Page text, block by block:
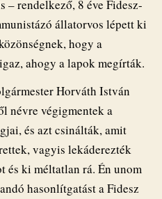
– rendelkező, 8 éve Fidesz-
állatorvos lépett ki
hogy a
ahogy a lapok megírták.
Horváth István
névre végigmentek a
és azt csinálták, amit
vagyis lekáderezték
és ki méltatlan rá. Én unom
hasonlítgatást a Fidesz